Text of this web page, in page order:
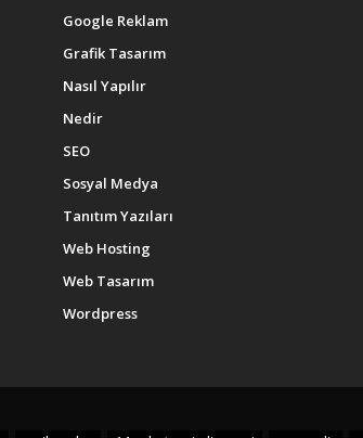
Google Reklam
Grafik Tasarım
Nasıl Yapılır
Nedir
SEO
Sosyal Medya
Tanıtım Yazıları
Web Hosting
Web Tasarım
Wordpress